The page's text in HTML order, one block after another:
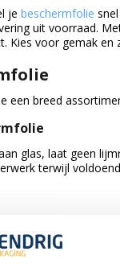
je beschermfolie
uit voorraad.
Kies voor gemak en
een breed
glas, laat geen
terwijl
en plafonds